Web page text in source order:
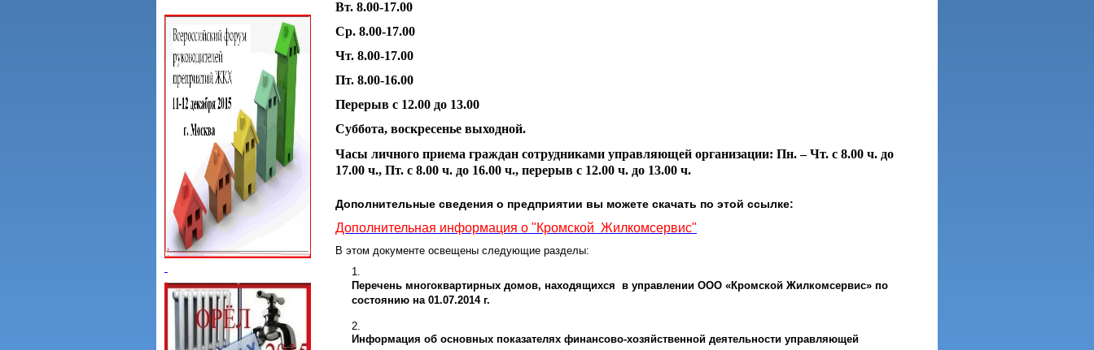
Вт. 8.00-17.00
Ср. 8.00-17.00
Чт. 8.00-17.00
Пт. 8.00-16.00
Перерыв с 12.00 до 13.00
Суббота, воскресенье выходной.
Часы личного приема граждан сотрудниками управляющей организации: Пн. – Чт. с 8.00 ч. до
17.00 ч., Пт. с 8.00 ч. до 16.00 ч., перерыв с 12.00 ч. до 13.00 ч.
Дополнительные сведения о предприятии вы можете скачать по этой ссылке:
Дополнительная информация о "Кромской Жилкомсервис"
В этом документе освещены следующие разделы:
Перечень многоквартирных домов, находящихся в управлении ООО «Кромской Жилкомсервис» по
состоянию на 01.07.2014 г.
Информация об основных показателях финансово-хозяйственной деятельности управляющей